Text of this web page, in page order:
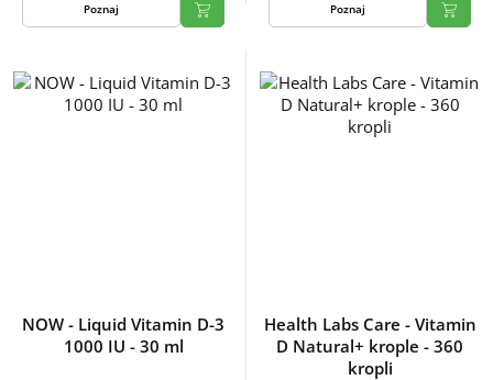
Poznaj Poznaj
NOW - Liquid Vitamin D-3
1000 IU - 30 ml
Health Labs Care - Vitamin
D Natural+ krople - 360
kropli